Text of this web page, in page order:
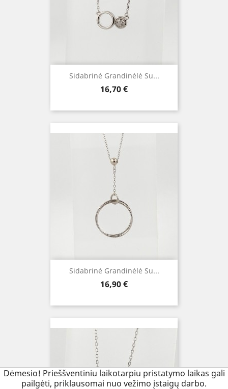
Dėmesio! Prieššventiniu laikotarpiu pristatymo laikas gali
pailgėti, priklausomai nuo vežimo įstaigų darbo.
Sidabrinė Grandinėlė Su...
Kaina
16,70 €
Sidabrinė Grandinėlė Su...
Kaina
16,90 €